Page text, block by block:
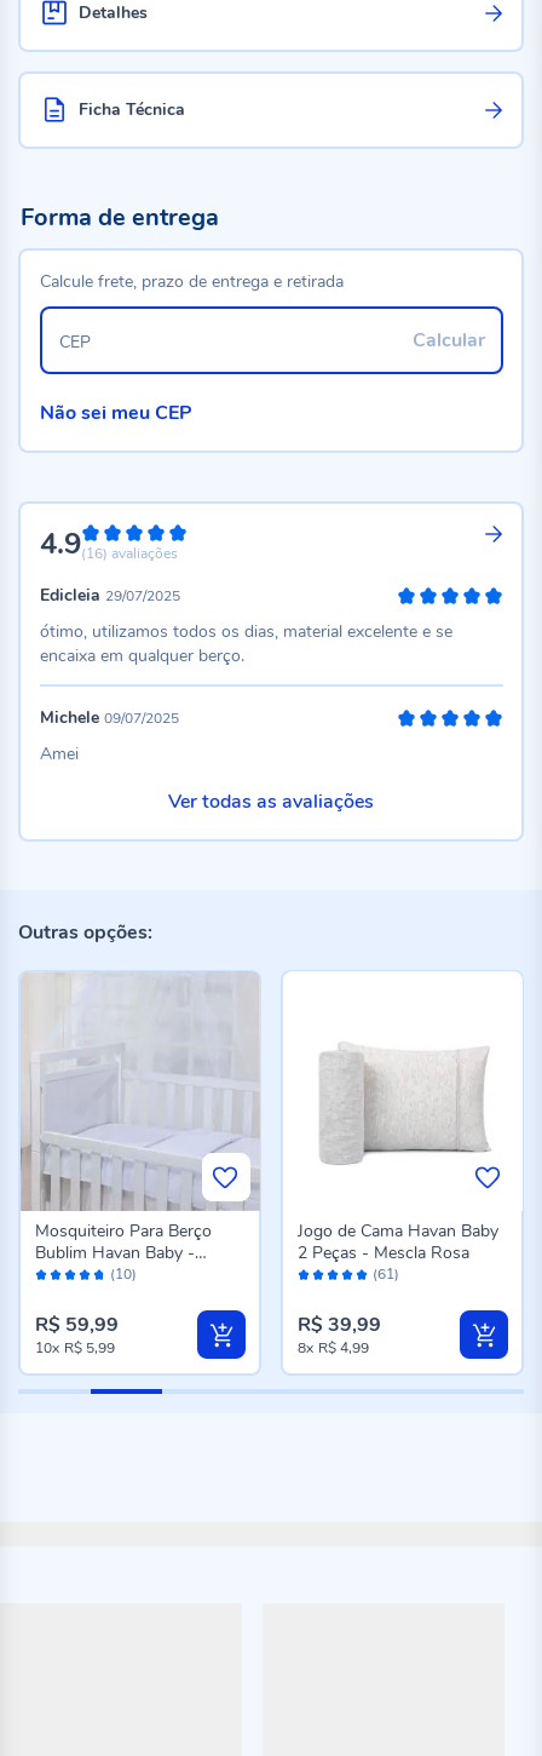
Detalhes
Ficha Técnica
4.998%
(16) avaliações
Edicleia 29/07/2025
ótimo, utilizamos todos os dias, material excelente e se
encaixa em qualquer berço.
Michele 09/07/2025
Amei
Ver todas as avaliações
Forma de entrega
Calcule frete, prazo de entrega e retirada
Calcular
CEP
Não sei meu CEP
Outras opções:
Avaliação: (10)
Mosquiteiro Para Berço
Bublim Havan Baby -
Branco
R$ 59,99
10x R$ 5,99
Avaliação: (61)
Jogo de Cama Havan Baby
2 Peças - Mescla Rosa
R$ 39,99
8x R$ 4,99